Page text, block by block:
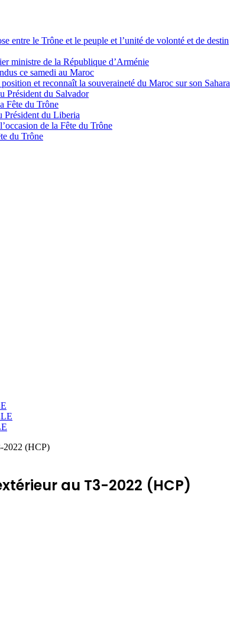
entre le Trône et le peuple et l’unité de volonté et de destin
ministre de la République d’Arménie
ce samedi au Maroc
et reconnaît la souveraineté du Maroc sur son Sahara
Président du Salvador
Fête du Trône
Président du Liberia
de la Fête du Trône
du Trône
2022 (HCP)
au T3-2022 (HCP)